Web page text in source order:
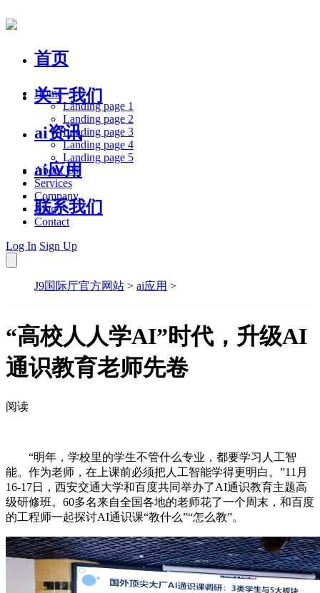
首页
关于我们
ai资讯
ai应用
联系我们
Home
Landing page 1
Landing page 2
Landing page 3
Landing page 4
Landing page 5
About Us
Services
Company
Blog
Contact
Log In Sign Up
J9国际厅官方网站 > ai应用 >
“高校人人学AI”时代，升级AI
通识教育老师先卷
阅读
“明年，学校里的学生不管什么专业，都要学习人工智
能。作为老师，在上课前必须把人工智能学得更明白。”11月
16-17日，西安交通大学和百度共同举办了AI通识教育主题高
级研修班。60多名来自全国各地的老师花了一个周末，和百度
的工程师一起探讨AI通识课“教什么”“怎么教”。